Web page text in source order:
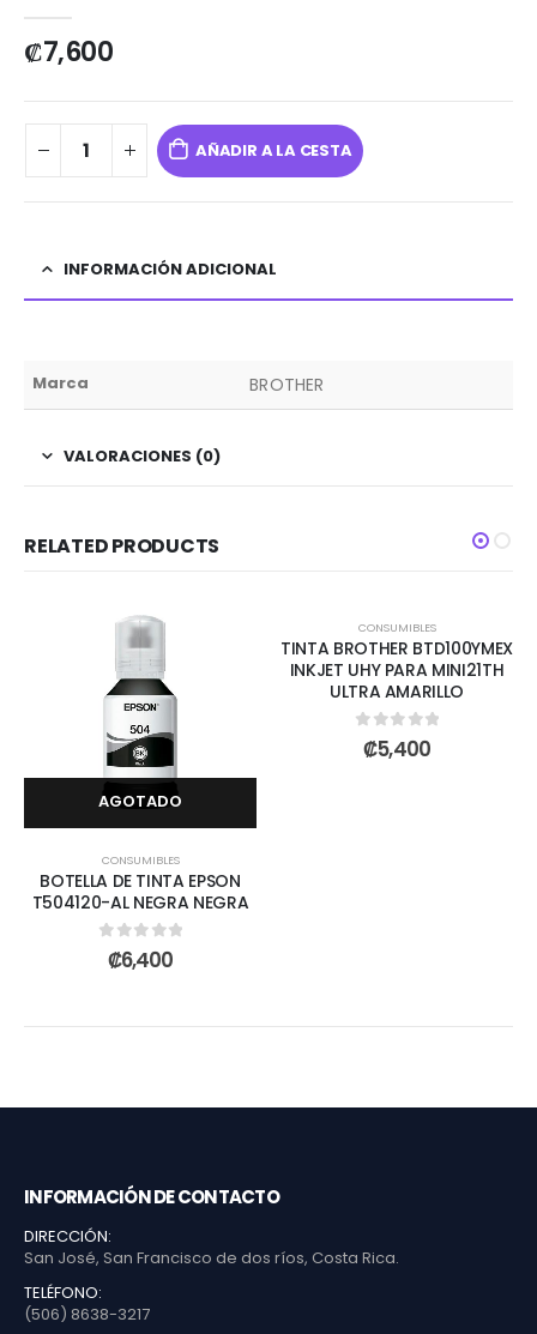
₡7,600
AÑADIR A LA CESTA
INFORMACIÓN ADICIONAL
Marca BROTHER
VALORACIONES (0)
RELATED PRODUCTS
AGOTADO
CONSUMIBLES
BOTELLA DE TINTA EPSON
T504120-AL NEGRA NEGRA
out of 5
₡6,400
CONSUMIBLES
TINTA BROTHER BTD100YMEX
INKJET UHY PARA MINI21TH
ULTRA AMARILLO
0out of 5
₡5,400
INFORMACIÓN DE CONTACTO
DIRECCIÓN:
San José, San Francisco de dos ríos, Costa Rica.
TELÉFONO:
(506) 8638-3217